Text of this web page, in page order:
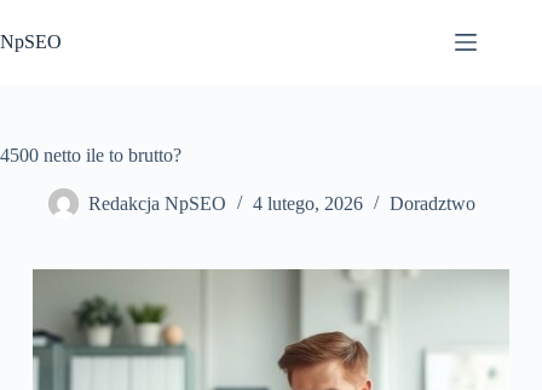
do
treści
NpSEO
4500 netto ile to brutto?
Redakcja NpSEO 4 lutego, 2026 Doradztwo